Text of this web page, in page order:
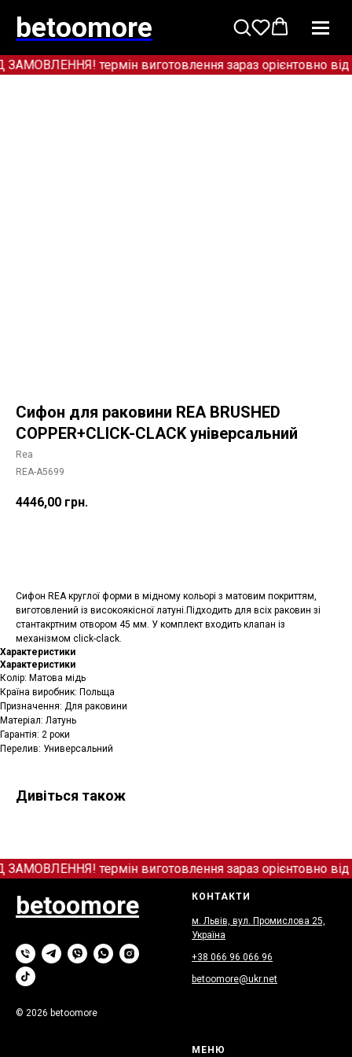
betoomore
термін виготовлення зараз орієнтовно від
Сифон для раковини REA BRUSHED
COPPER+CLICK-CLACK універсальний
Rea
REA-A5699
4446,00 грн.
Сифон REA круглої форми в мідному кольорі з матовим покриттям,
виготовлений із високоякісної латуні.Підходить для всіх раковин зі
стантакртним отвором 45 мм. У комплект входить клапан із
механізмом click-clack.
Характеристики
Характеристики
Колір: Матова мідь
Країна виробник: Польща
Призначення: Для раковини
Матеріал: Латунь
Гарантія: 2 роки
Перелив: Универсальний
Дивіться також
термін виготовлення зараз орієнтовно від
betoomore
© 2026 betoomore
КОНТАКТИ
м. Львів, вул. Промислова 25,
Україна
+38 066 96 066 96
betoomore@ukr.net
МЕНЮ